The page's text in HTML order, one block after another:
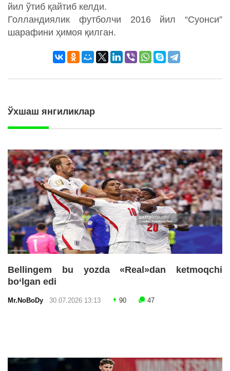
йил ўтиб қайтиб келди.
Голландиялик футболчи 2016 йил “Суонси”
шарафини ҳимоя қилган.
Ўхшаш янгиликлар
Bellingem bu yozda «Real»dan ketmoqchi
bo‘lgan edi
Mr.NoBoDy 30.07.2026 13:13 90 47